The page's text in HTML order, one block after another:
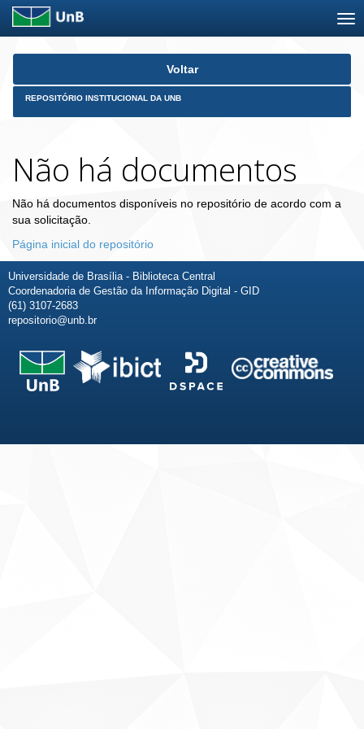
Skip
Voltar
REPOSITÓRIO INSTITUCIONAL DA UNB
Não há documentos
Não há documentos disponíveis no repositório de acordo com a
sua solicitação.
Página inicial do repositório
Universidade de Brasília - Biblioteca Central
Coordenadoria de Gestão da Informação Digital - GID
(61) 3107-2683
repositorio@unb.br